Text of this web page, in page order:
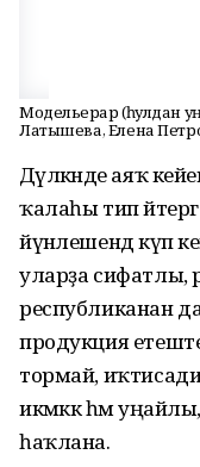
Модельерҙар (һулдан
Латышева, Елена
Дәүләкәнде аяҡ
ҡалаһы тип
йүнәлешендә күп
уларҙа сифатлы,
республиканан да
продукция
тормай, иҡтисади
икмәккә һәм
һаҡлана.